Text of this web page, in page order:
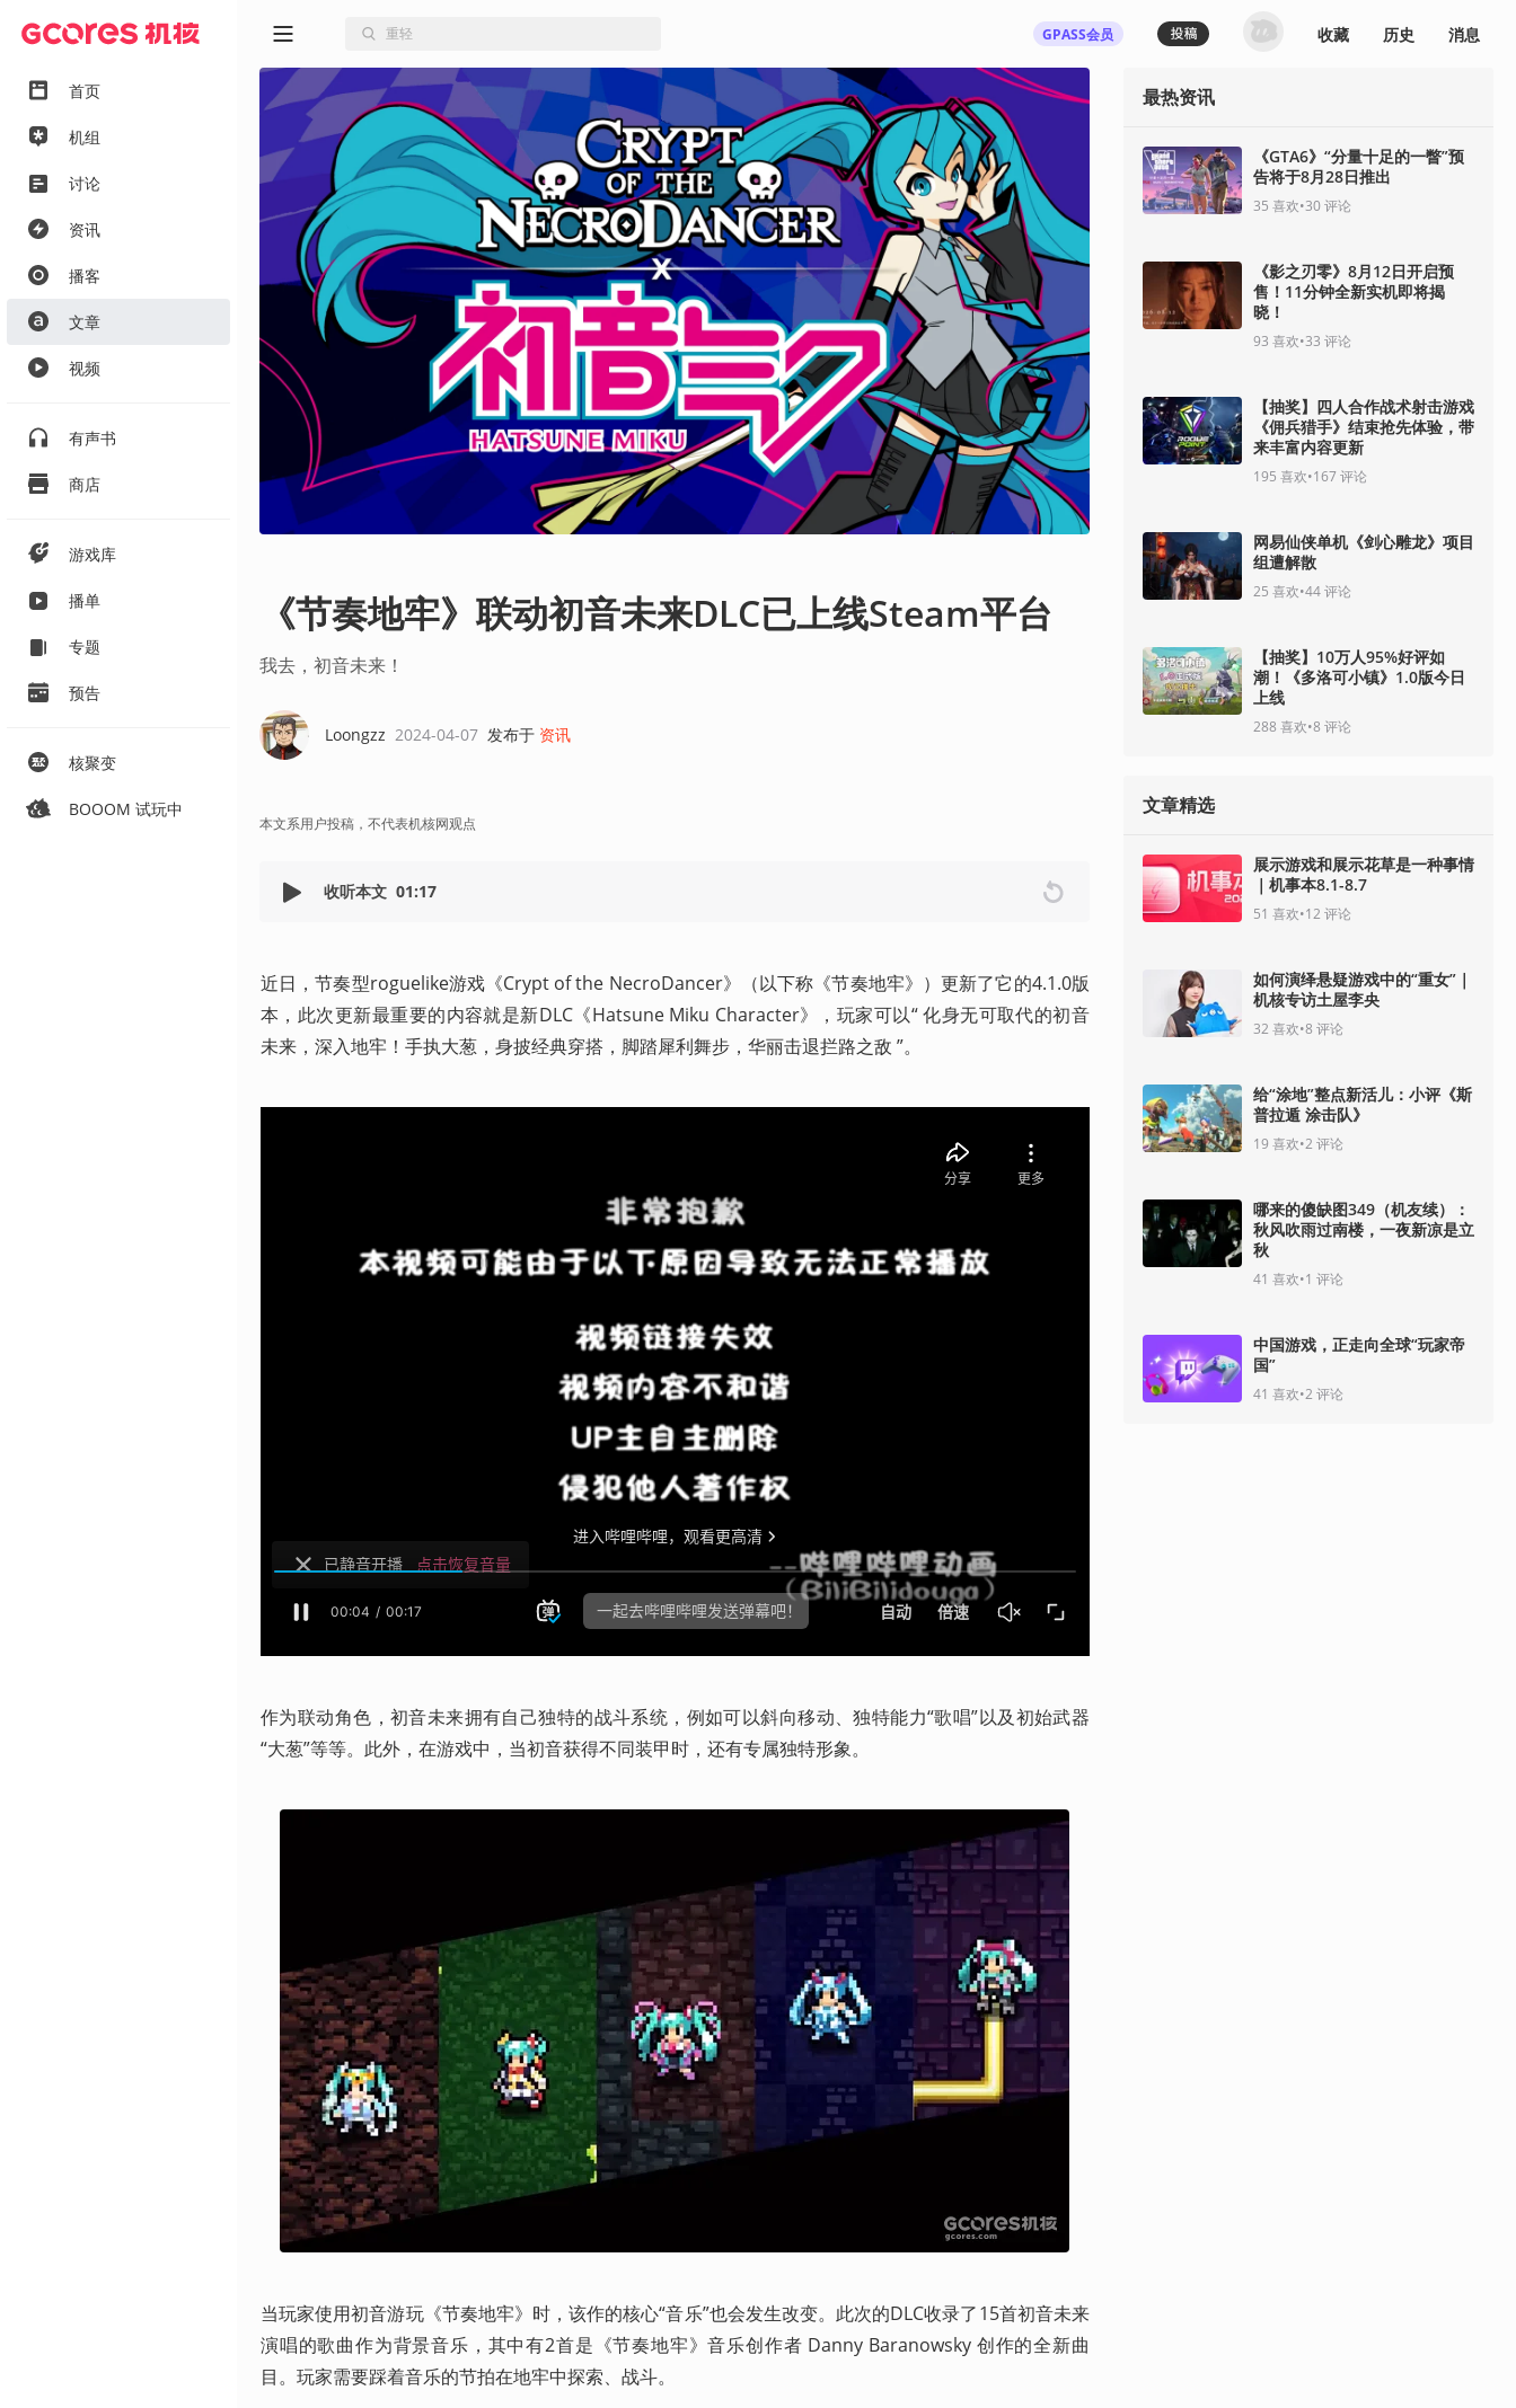
首页
机组
讨论
资讯
播客
文章
视频
有声书
商店
游戏库
播单
专题
预告
核聚变
BOOOM 试玩中
GPASS会员 收藏 历史 消息
《节奏地牢》联动初音未来DLC已上线Steam平台
我去，初音未来！
Loongzz 2024-04-07 发布于 资讯
本文系用户投稿，不代表机核网观点
收听本文 01:17
近日，节奏型roguelike游戏《Crypt of the NecroDancer》（以下称《节奏地牢》）更新了它的4.1.0版
本，此次更新最重要的内容就是新DLC《Hatsune Miku Character》，玩家可以“ 化身无可取代的初音
未来，深入地牢！手执大葱，身披经典穿搭，脚踏犀利舞步，华丽击退拦路之敌 ”。
作为联动角色，初音未来拥有自己独特的战斗系统，例如可以斜向移动、独特能力“歌唱”以及初始武器
“大葱”等等。此外，在游戏中，当初音获得不同装甲时，还有专属独特形象。
当玩家使用初音游玩《节奏地牢》时，该作的核心“音乐”也会发生改变。此次的DLC收录了15首初音未来
演唱的歌曲作为背景音乐，其中有2首是《节奏地牢》音乐创作者 Danny Baranowsky 创作的全新曲
目。玩家需要踩着音乐的节拍在地牢中探索、战斗。
最热资讯
《GTA6》“分量十足的一瞥”预
告将于8月28日推出
35 喜欢•30评论
《影之刃零》8月12日开启预
售！11分钟全新实机即将揭
晓！
93 喜欢•33 评论
【抽奖】四人合作战术射击游戏
《佣兵猎手》结束抢先体验，带
来丰富内容更新
195 喜欢•167评论
网易仙侠单机《剑心雕龙》项目
组遭解散
25 喜欢•44评论
【抽奖】10万人95%好评如
潮！《多洛可小镇》1.0版今日
上线
288 喜欢•8 评论
文章精选
展示游戏和展示花草是一种事情
｜机事本8.1-8.7
51 喜欢•12 评论
如何演绎悬疑游戏中的“重女”｜
机核专访土屋李央
32 喜欢•8 评论
给“涂地”整点新活儿：小评《斯
普拉遁 涂击队》
19 喜欢•2 评论
哪来的傻缺图349（机友续）：
秋风吹雨过南楼，一夜新凉是立
秋
41 喜欢•1 评论
中国游戏，正走向全球“玩家帝
国”
41 喜欢•2 评论